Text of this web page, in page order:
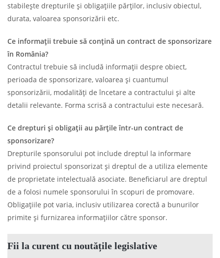
stabilește drepturile și obligațiile părților, inclusiv obiectul,
durata, valoarea sponsorizării etc.
Ce informații trebuie să conțină un contract de sponsorizare
în România?
Contractul trebuie să includă informații despre obiect,
perioada de sponsorizare, valoarea și cuantumul
sponsorizării, modalități de încetare a contractului și alte
detalii relevante. Forma scrisă a contractului este necesară.
Ce drepturi și obligații au părțile într-un contract de
sponsorizare?
Drepturile sponsorului pot include dreptul la informare
privind proiectul sponsorizat și dreptul de a utiliza elemente
de proprietate intelectuală asociate. Beneficiarul are dreptul
de a folosi numele sponsorului în scopuri de promovare.
Obligațiile pot varia, inclusiv utilizarea corectă a bunurilor
primite și furnizarea informațiilor către sponsor.
Fii la curent cu noutățile legislative